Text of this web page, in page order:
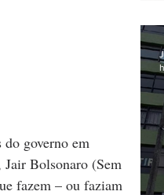
governo em
Jair Bolsonaro (Sem
fazem – ou faziam